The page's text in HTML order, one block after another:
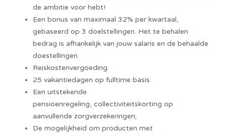
de ambitie voor hebt!
Een bonus van maximaal 32% per kwartaal,
gebaseerd op 3 doelstellingen. Het te behalen
bedrag is afhankelijk van jouw salaris en de behaalde
doestellingen.
Reiskostenvergoeding.
25 vakantiedagen op fulltime basis.
Een uitstekende
pensioenregeling, collectiviteitskorting op
aanvullende zorgverzekeringen;
De mogelijkheid om producten met